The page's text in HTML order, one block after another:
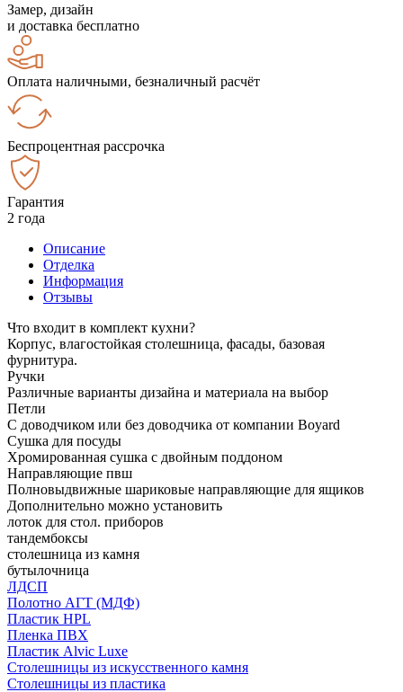
Замер, дизайн
и доставка бесплатно
Оплата наличными, безналичный расчёт
Беспроцентная рассрочка
Гарантия
2 года
Описание
Отделка
Информация
Отзывы
Что входит в комплект кухни?
Корпус, влагостойкая столешница, фасады, базовая
фурнитура.
Ручки
Различные варианты дизайна и материала на выбор
Петли
С доводчиком или без доводчика от компании Boyard
Сушка для посуды
Хромированная сушка с двойным поддоном
Направляющие пвш
Полновыдвижные шариковые направляющие для ящиков
Дополнительно можно установить
лоток для стол. приборов
тандембоксы
столешница из камня
бутылочница
ЛДСП
Полотно АГТ (МДФ)
Пластик HPL
Пленка ПВХ
Пластик Alvic Luxe
Столешницы из искусственного камня
Столешницы из пластика